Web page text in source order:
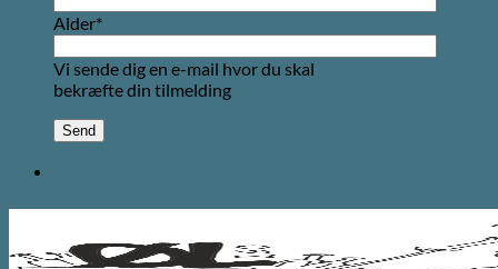
Alder*
Vi sende dig en e-mail hvor du skal
bekræfte din tilmelding